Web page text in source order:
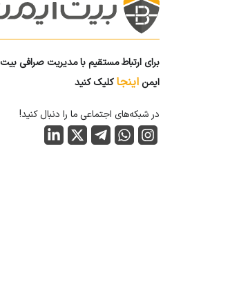
برای ارتباط مستقیم با مدیریت صرافی بیت
ایمن اینجاکلیک کنید
در شبکه‌های اجتماعی ما را دنبال کنید!